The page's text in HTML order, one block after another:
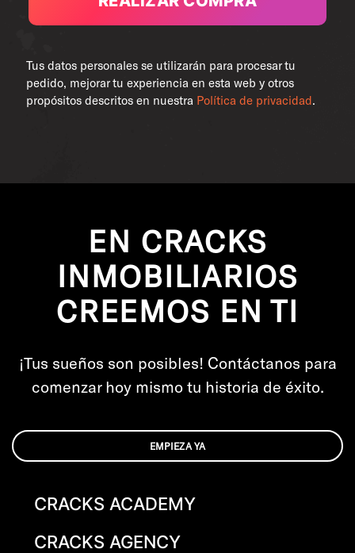
Tus datos personales se utilizarán para procesar tu
pedido, mejorar tu experiencia en esta web y otros
propósitos descritos en nuestra Política de privacidad.
EN CRACKS
INMOBILIARIOS
CREEMOS EN TI
¡Tus sueños son posibles! Contáctanos para
comenzar hoy mismo tu historia de éxito.
EMPIEZA YA
CRACKS ACADEMY
CRACKS AGENCY